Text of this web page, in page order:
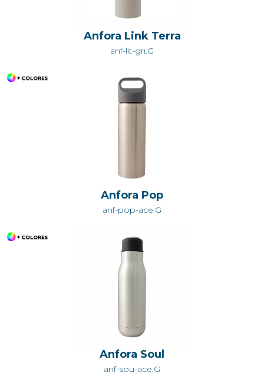
Anfora Link Terra
anf-lit-gri.G
Anfora Pop
anf-pop-ace.G
Anfora Soul
anf-sou-ace.G